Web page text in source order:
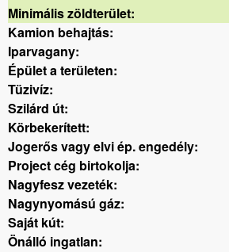
Minimális zöldterület:
Kamion behajtás:
Iparvagany:
Épület a területen:
Tüzivíz:
Szilárd út:
Körbekerített:
Jogerős vagy elvi ép. engedély:
Project cég birtokolja:
Nagyfesz vezeték:
Nagynyomású gáz:
Saját kút:
Önálló ingatlan: